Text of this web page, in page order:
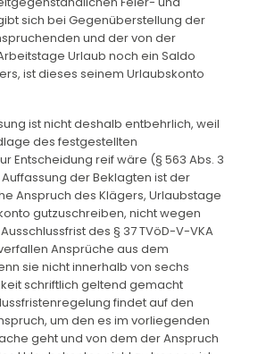
sich bei Gegenüberstellung der
und der von der
Urlaub noch ein Saldo
ist dieses seinem Urlaubskonto
ist nicht deshalb entbehrlich, weil
des festgestellten
Entscheidung reif wäre (§ 563 Abs. 3
der Beklagten ist der
Anspruch des Klägers, Urlaubstage
gutzuschreiben, nicht wegen
des § 37 TVöD-V-VKA
Ansprüche aus dem
sie nicht innerhalb von sechs
schriftlich geltend gemacht
findet auf den
um den es im vorliegenden
geht und von dem der Anspruch